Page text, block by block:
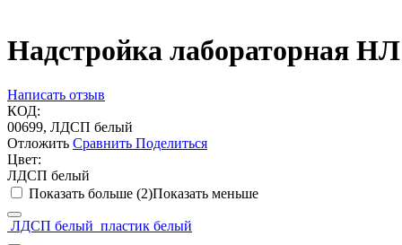
Надстройка лабораторная
Написать отзыв
КОД:
00699, ЛДСП белый
Отложить Сравнить Поделиться
Цвет:
ЛДСП белый
Показать больше (2)Показать меньше
ЛДСП белый пластик белый